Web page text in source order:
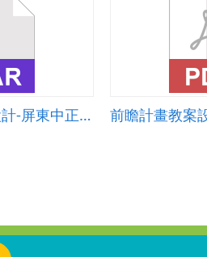
前瞻計畫教案設計-屏東中正國中張淑貞老師-互動教學-基本手縫之Kahoot真好玩